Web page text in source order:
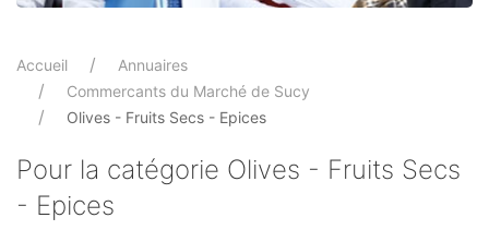
Accueil
Annuaires
Commercants du Marché de Sucy
Olives - Fruits Secs - Epices
Pour la catégorie Olives - Fruits Secs
- Epices